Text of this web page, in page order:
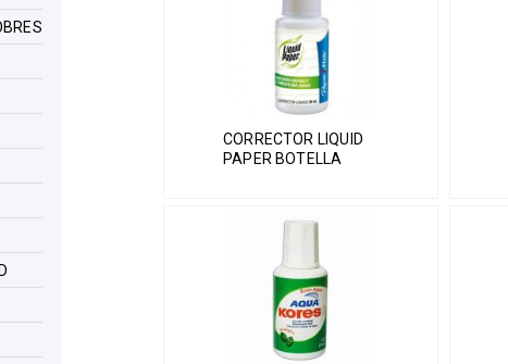
CORRECTOR LIQUID
PAPER BOTELLA